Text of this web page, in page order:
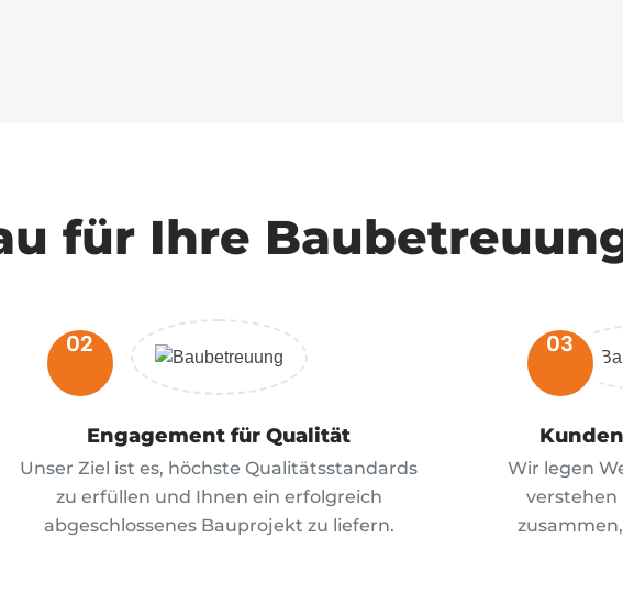
für Ihre
02
Engagement für Qualität
Unser Ziel ist es, höchste Qualitätsstandards
zu erfüllen und Ihnen ein erfolgreich
abgeschlossenes Bauprojekt zu liefern.
03
Wir legen